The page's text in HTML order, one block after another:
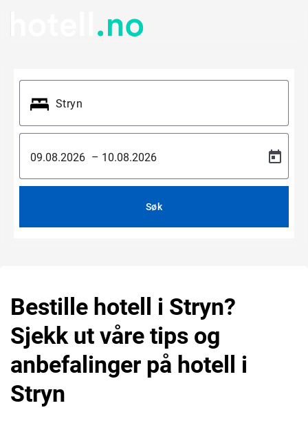
–
Søk
Bestille hotell i Stryn?
Sjekk ut våre tips og
anbefalinger på hotell i
Stryn